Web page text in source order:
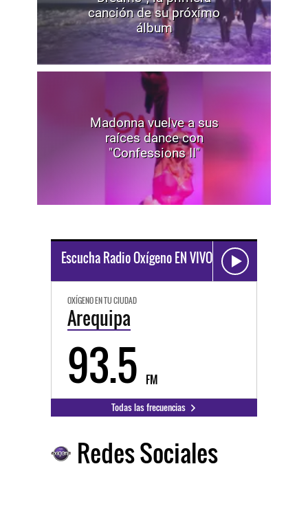
canción de su próximo
álbum
Madonna vuelve a sus
raíces dance con
"Confessions II"
Escucha Radio Oxígeno EN VIVO
OXÍGENO EN TU CIUDAD
Arequipa
93.5 FM
Todas las frecuencias
Redes Sociales